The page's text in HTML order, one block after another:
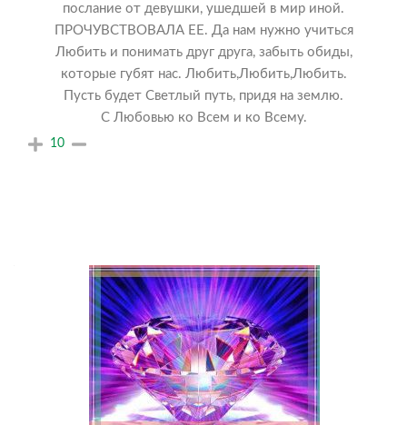
послание от девушки, ушедшей в мир иной.
ПРОЧУВСТВОВАЛА ЕЕ. Да нам нужно учиться
Любить и понимать друг друга, забыть обиды,
которые губят нас. Любить,Любить,Любить.
Пусть будет Светлый путь, придя на землю.
С Любовью ко Всем и ко Всему.
10